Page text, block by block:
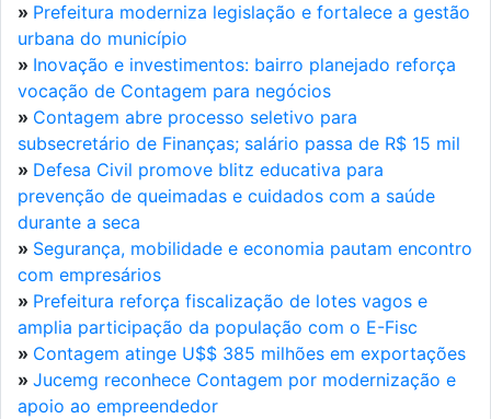
» Prefeitura moderniza legislação e fortalece a gestão
urbana do município
» Inovação e investimentos: bairro planejado reforça
vocação de Contagem para negócios
» Contagem abre processo seletivo para
subsecretário de Finanças; salário passa de R$ 15 mil
» Defesa Civil promove blitz educativa para
prevenção de queimadas e cuidados com a saúde
durante a seca
» Segurança, mobilidade e economia pautam encontro
com empresários
» Prefeitura reforça fiscalização de lotes vagos e
amplia participação da população com o E-Fisc
» Contagem atinge U$$ 385 milhões em exportações
» Jucemg reconhece Contagem por modernização e
apoio ao empreendedor